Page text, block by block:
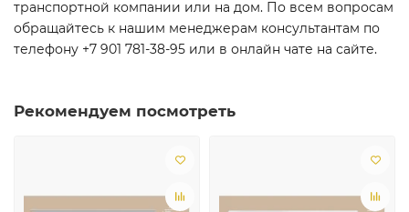
транспортной компании или на дом. По всем вопросам
обращайтесь к нашим менеджерам консультантам по
телефону +7 901 781-38-95 или в онлайн чате на сайте.
Рекомендуем посмотреть